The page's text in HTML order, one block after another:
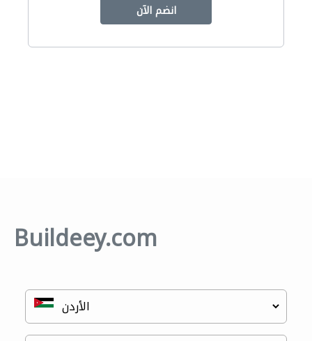
انضم الآن
Buildeey.com